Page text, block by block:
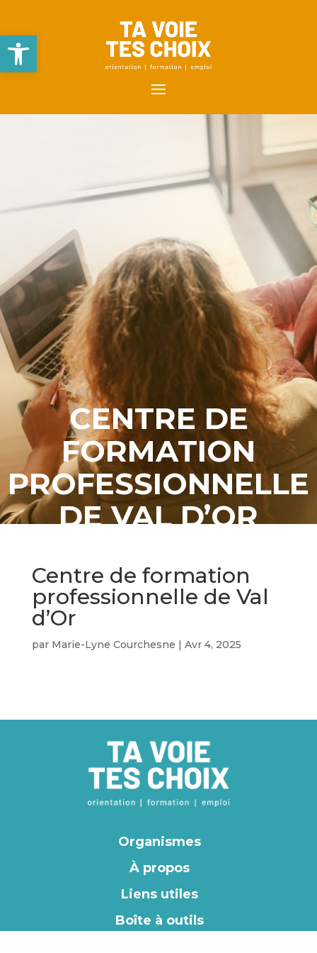
Ouvrir la barre d’outils
CENTRE DE
FORMATION
PROFESSIONNELLE
DE VAL D’OR
Centre de formation
professionnelle de Val
d’Or
par Marie-Lyne Courchesne | Avr 4, 2025
Organismes
À propos
Liens utiles
Boîte à outils